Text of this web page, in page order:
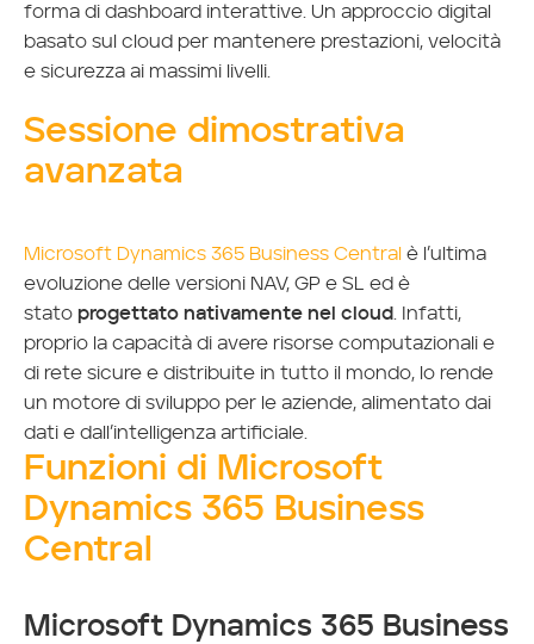
forma di dashboard interattive. Un approccio digital
basato sul cloud per mantenere prestazioni, velocità
e sicurezza ai massimi livelli.
Sessione dimostrativa
avanzata
Microsoft Dynamics 365 Business Central è l’ultima
evoluzione delle versioni NAV, GP e SL ed è
stato progettato nativamente nel cloud
. Infatti,
proprio la capacità di avere risorse computazionali e
di rete sicure e distribuite in tutto il mondo, lo rende
un motore di sviluppo per le aziende, alimentato dai
dati e dall’intelligenza artificiale.
Funzioni di Microsoft
Dynamics 365 Business
Central
Microsoft Dynamics 365 Business